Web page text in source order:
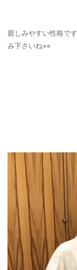
親しみやすい性格で
み下さいね⭐︎⭐︎